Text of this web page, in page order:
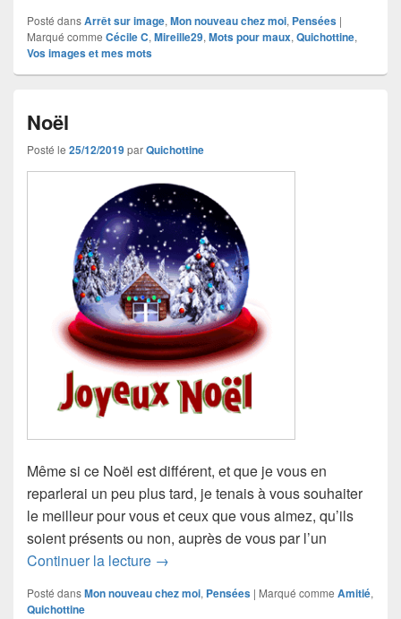
Posté dansArrêt sur image, Mon nouveau chez moi, Pensées |
Marqué comme Cécile C, Mireille29, Mots pour maux, Quichottine,
Vos images et mes mots
Noël
Posté le 25/12/2019parQuichottine
Même si ce Noël est différent, et que je vous en
reparlerai un peu plus tard, je tenais à vous souhaiter
le meilleur pour vous et ceux que vous aimez, qu’ils
soient présents ou non, auprès de vous par l’un
Continuer la lecture Noël
→
Posté dansMon nouveau chez moi, Pensées | Marqué comme Amitié,
Quichottine